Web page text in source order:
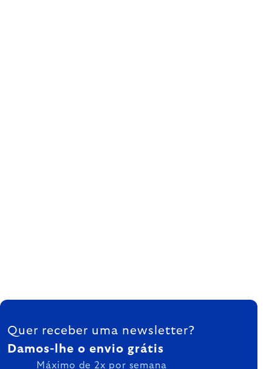
FOOTER
Quer receber uma newsletter?
Damos-lhe o envio grátis
Máximo de 2x por semana